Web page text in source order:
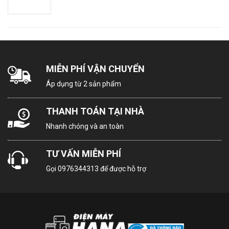
Điều khiển bằng giọng nói: Google Assistant
Ứng dụng phổ biến:
– Netfilx
– Prime Video
– YouTube
Kích thước có chân, đặt bàn: Ngang 166,7cm – Cao
Cao 95,9cm – Dày 8,3cm
MIỄN PHÍ VẬN CHUYỂN
Áp dụng từ 2 sản phẩm
THANH TOÁN TẠI NHÀ
Nhanh chóng và an toàn
TƯ VẤN MIỄN PHÍ
Gọi 0976344313 để được hỗ trợ